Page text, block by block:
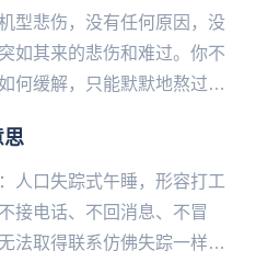
型悲伤，没有任何原因，没
如其来的悲伤和难过。你不
何缓解，只能默默地熬过去
思
人口失踪式午睡，形容打工
接电话、不回消息、不冒
法取得联系仿佛失踪一样。